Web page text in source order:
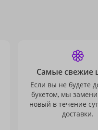
Самые свежие
Если вы не будете
букетом, мы
новый в течение
доставки.